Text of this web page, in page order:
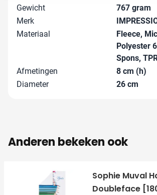
Gewicht
767 gram
Merk
Materiaal
Fleece,
Polyester
Spons,
Afmetingen
8 cm (h)
Diameter
26 cm
Anderen bekeken ook
Sophie Muval
Doubleface